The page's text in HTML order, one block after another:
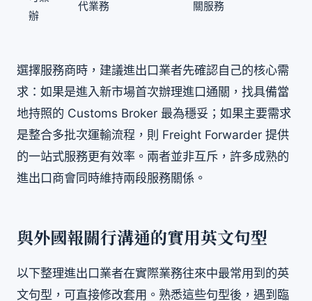
辦
代業務
關服務
選擇服務商時，建議進出口業者先確認自己的核心需
求：如果是進入新市場首次辦理進口通關，找具備當
地持照的 Customs Broker 最為穩妥；如果主要需求
是整合多批次運輸流程，則 Freight Forwarder 提供
的一站式服務更有效率。兩者並非互斥，許多成熟的
進出口商會同時維持兩段服務關係。
與外國報關行溝通的實用英文句型
以下整理進出口業者在實際業務往來中最常用到的英
文句型，可直接修改套用。熟悉這些句型後，遇到臨